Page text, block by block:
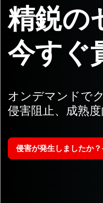
精鋭の
今すぐ
オンデマンドで
侵害阻止、成熟
侵害が発生しましたか？